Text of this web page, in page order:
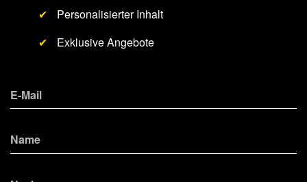
✔
Personalisierter Inhalt
✔
Exklusive Angebote